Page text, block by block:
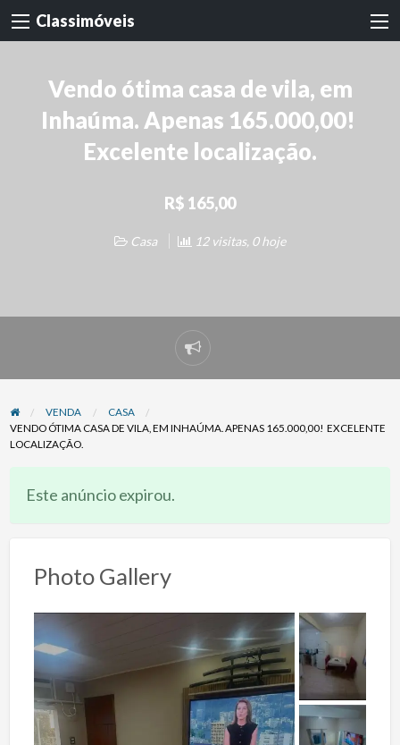
Classimóveis
Vendo ótima casa de vila, em
Inhaúma. Apenas 165.000,00!
Excelente localização.
R$ 165,00
Casa 12 visitas, 0 hoje
Denunciar
problema
VENDA
CASA
VENDO ÓTIMA CASA DE VILA, EM INHAÚMA. APENAS 165.000,00! EXCELENTE
LOCALIZAÇÃO.
Este anúncio expirou.
Photo Gallery